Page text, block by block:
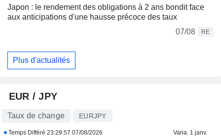
Japon : le rendement des obligations à 2 ans bondit face
aux anticipations d'une hausse précoce des taux
07/08
RE
Plus d'actualités
EUR / JPY
Taux de change EURJPY
Temps Différé 23:29:57 07/08/2026 Varia. 1 janv.